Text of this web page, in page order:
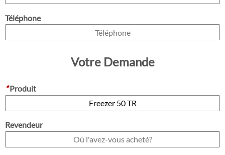
Téléphone
Votre Demande
*Produit
Revendeur